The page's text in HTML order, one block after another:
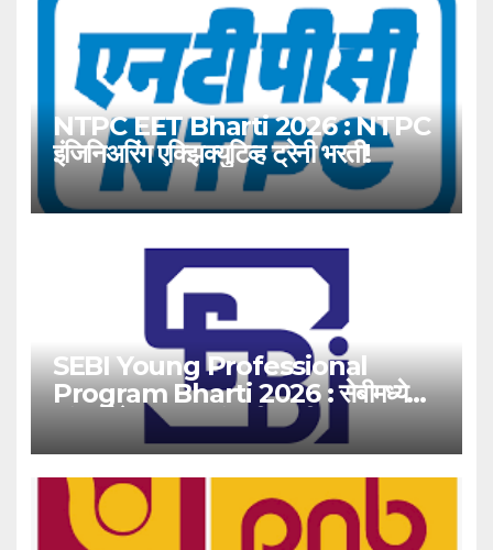
NTPC EET Bharti 2026 : NTPC
इंजिनिअरिंग एक्झिक्युटिव्ह ट्रेनी भरती!
SEBI Young Professional
Program Bharti 2026 : सेबीमध्ये
‘यंग प्रोफेशनल’ पदांसाठी भरती!